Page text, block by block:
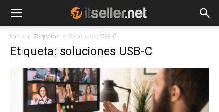
NOTICIAS TENDENCIAS
Inicio Etiquetas Soluciones USB-C
Etiqueta: soluciones USB-C